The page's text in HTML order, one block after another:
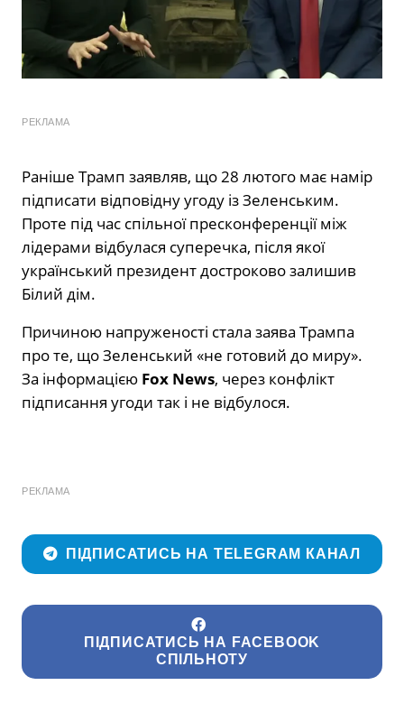
РЕКЛАМА
Раніше Трамп заявляв, що 28 лютого має намір
підписати відповідну угоду із Зеленським.
Проте під час спільної пресконференції між
лідерами відбулася суперечка, після якої
український президент достроково залишив
Білий дім.
Причиною напруженості стала заява Трампа
про те, що Зеленський «не готовий до миру».
За інформацією Fox News, через конфлікт
підписання угоди так і не відбулося.
РЕКЛАМА
ПІДПИСАТИСЬ НА TELEGRAM КАНАЛ
ПІДПИСАТИСЬ НА FACEBOOK
СПІЛЬНОТУ